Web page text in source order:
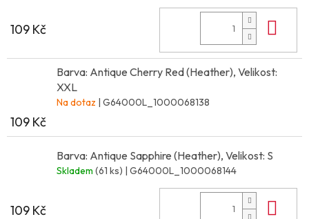
109 Kč
Barva: Antique Cherry Red (Heather), Velikost:
XXL
Na dotaz | G64000L_1000068138
109 Kč
Barva: Antique Sapphire (Heather), Velikost: S
Skladem (61 ks) | G64000L_1000068144
109 Kč